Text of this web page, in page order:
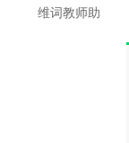
维词教师助